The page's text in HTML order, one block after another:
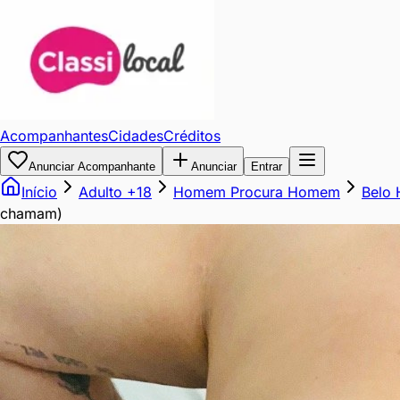
Seu
segredo
mais
gostoso
começa
(homens
fracos
e
AcompanhantesCidadesCréditos
Anunciar Acompanhante Anunciar Entrar
Início Adulto +18 Homem Procura Homem Belo
chamam)